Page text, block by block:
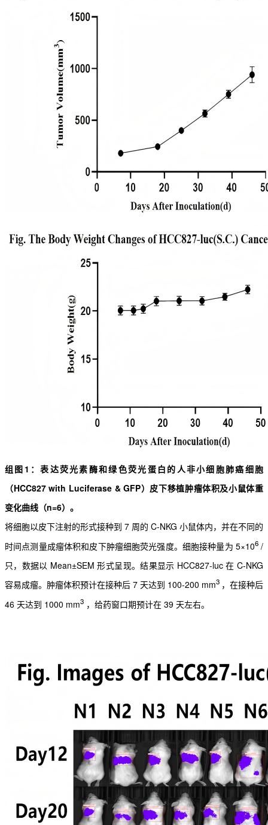
组图1：表达荧光素酶和绿色荧光蛋白的人非小细胞肺癌细胞
（HCC827 with Luciferase & GFP） 皮下移植肿瘤体积及小鼠体重
变化曲线（n=6）。
将细胞以皮下注射的形式接种到 7 周的 C-NKG 小鼠体内，并在不同的
时间点测量成瘤体积和皮下肿瘤细胞荧光强度。细胞接种量为 5×106/
只，数据以 Mean±SEM 形式呈现。结果显示 HCC827-luc 在 C-NKG
容易成瘤。肿瘤体积预计在接种后 7 天达到 100-200 mm3 ，在接种后
46 天达到 1000 mm3 ，给药窗口期预计在 39 天左右。